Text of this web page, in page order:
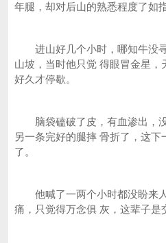
年腿，却对后山的熟悉程度了如
进山好几个小时，哪知牛没寻
山坡，当时他只觉 得眼冒金星，
好久才停歇。
脑袋磕破了皮，有血渗出，没
另一条完好的腿摔 骨折了，这
了。
他喊了一两个小时都没盼来
痛，只觉得万念俱 灰，这辈子是